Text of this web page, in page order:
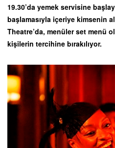
19.30’da yemek servisine
başlamasıyla içeriye kimsenin
Theatre’da, menüler set menü
kişilerin tercihine bırakılıyor.